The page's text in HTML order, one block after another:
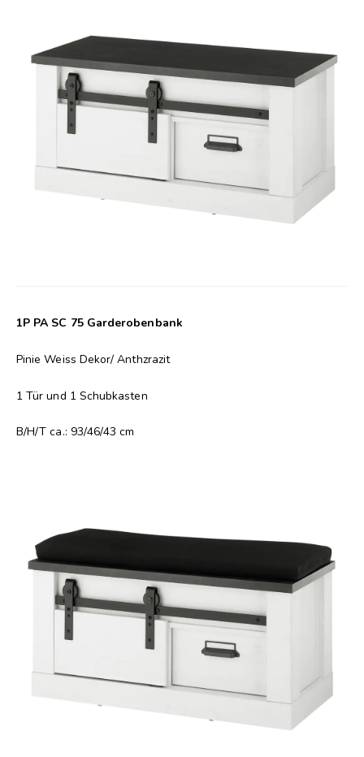
1P PA SC 75 Garderobenbank
Pinie Weiss Dekor/ Anthzrazit
1 Tür und 1 Schubkasten
B/H/T ca.: 93/46/43 cm